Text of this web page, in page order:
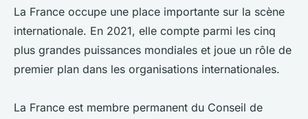
La France occupe une place importante sur la scène
internationale. En 2021, elle compte parmi les cinq
plus grandes puissances mondiales et joue un rôle de
premier plan dans les organisations internationales.
La France est membre permanent du Conseil de